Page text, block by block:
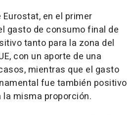
en el primer
gasto de consumo final de
tanto para la zona del
con un aporte de una
mientras que el gasto
fue también positivo
misma proporción.